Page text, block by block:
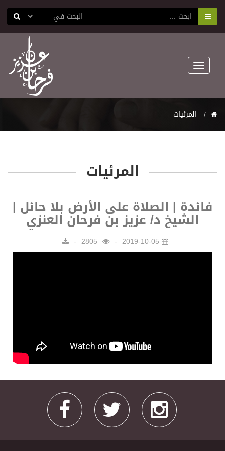
Toggle
navigation
المرئيات
المرئيات
فائدة | الصلاة على الأرض بلا حائل |
الشيخ د/ عزيز بن فرحان العنزي
2019-10-05